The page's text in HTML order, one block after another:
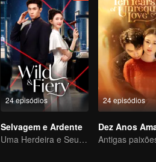
24 episódios
Selvagem e Ardente
Uma Herdeira e Seu Guarda-costas Unem Forças Contra um Poderoso Plano Familiar
24 episódios